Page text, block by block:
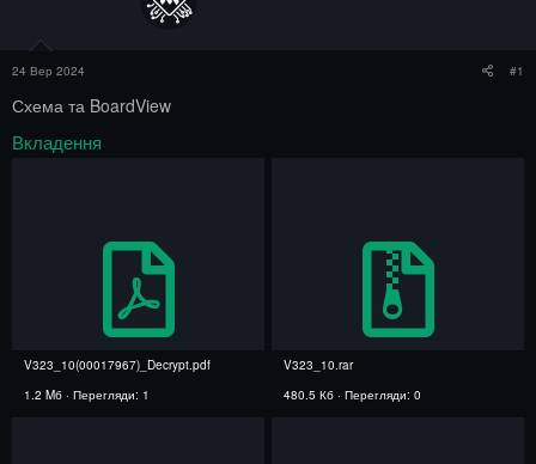
е
м
и
к
24 Вер 2024 #1
Схема та BoardView
Вкладення
V323_10(00017967)_Decrypt.pdf
1.2 Mб · Перегляди: 1
V323_10.rar
480.5 Кб · Перегляди: 0